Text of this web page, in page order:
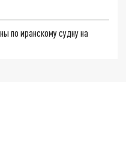
по иранскому судну на